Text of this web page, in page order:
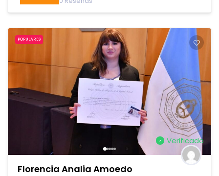
POPULARES
Verificado
Florencia Analia Amoedo